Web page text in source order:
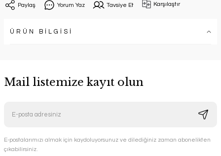
Paylaş Yorum Yaz Tavsiye Et Karşılaştır
ÜRÜN BİLGİSİ
Mail listemize kayıt olun
E-postalarımızı almak için kaydoluyorsunuz ve dilediğiniz zaman abonelikten
çıkabilirsiniz.